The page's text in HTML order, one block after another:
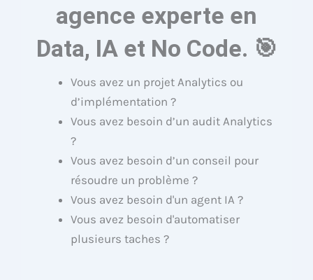
agence experte en
Data, IA et No Code. 🎯
Vous avez un projet Analytics ou
d’implémentation ?
Vous avez besoin d’un audit Analytics
?
Vous avez besoin d’un conseil pour
résoudre un problème ?
Vous avez besoin d'un agent IA ?
Vous avez besoin d'automatiser
plusieurs taches ?